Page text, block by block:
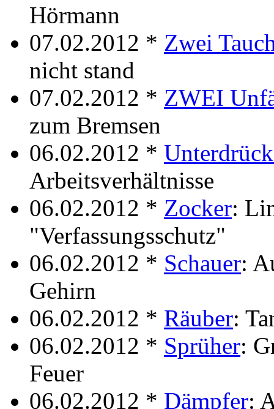
Hörmann
07.02.2012 * Zwei
nicht stand
07.02.2012 * ZWEI
zum Bremsen
06.02.2012 *
Arbeitsverhältnisse
06.02.2012 * Zocker:
"Verfassungsschutz"
06.02.2012 * Schauer:
Gehirn
06.02.2012 * Räuber:
06.02.2012 * Sprüher:
Feuer
06.02.2012 * Dämpfer: